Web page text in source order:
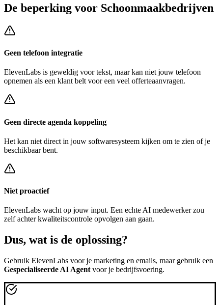
De beperking voor Schoonmaakbedrijven
Geen telefoon integratie
ElevenLabs is geweldig voor tekst, maar kan niet jouw telefoon
opnemen als een klant belt voor een veel offerteaanvragen.
Geen directe agenda koppeling
Het kan niet direct in jouw softwaresysteem kijken om te zien of je
beschikbaar bent.
Niet proactief
ElevenLabs wacht op jouw input. Een echte AI medewerker zou
zelf achterkwaliteitscontrole opvolgen aan gaan.
Dus, wat is de oplossing?
Gebruik ElevenLabs voor je marketing en emails, maar gebruik een
Gespecialiseerde AI Agent voor je bedrijfsvoering.